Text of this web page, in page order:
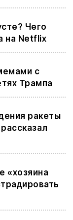
Чего
на Netflix
с
Трампа
ракеты
«хозяина